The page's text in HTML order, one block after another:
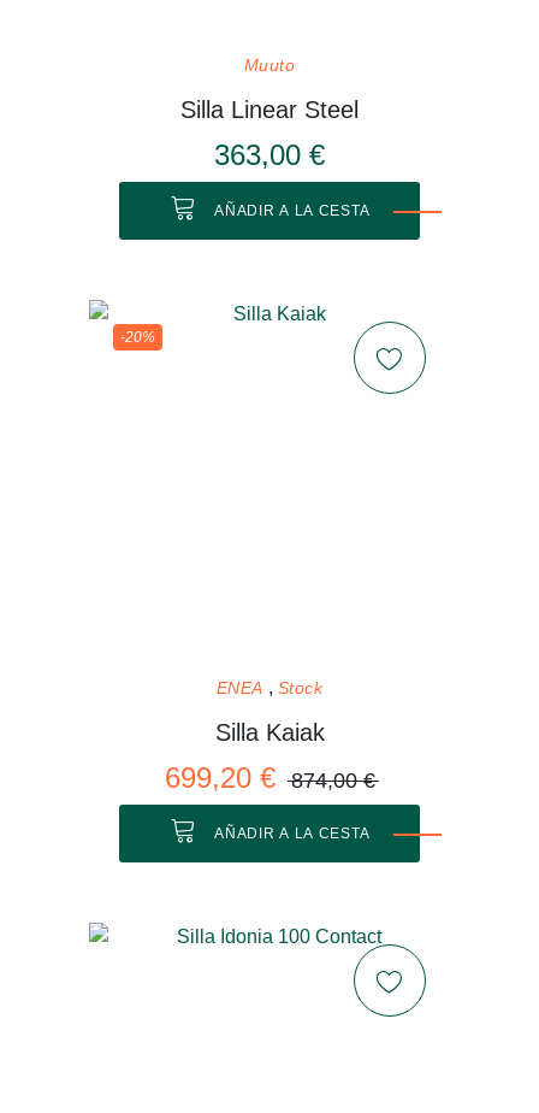
Muuto
Silla Linear Steel
363,00 €
AÑADIR A LA CESTA
-20%
ENEA Stock
Silla Kaiak
699,20 € 874,00 €
AÑADIR A LA CESTA